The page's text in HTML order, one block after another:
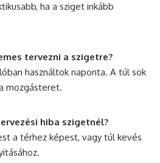
ha a sziget inkább
tervezni a szigetre?
használtok naponta. A túl sok
mozgásteret.
hiba szigetnél?
a térhez képest, vagy túl kevés